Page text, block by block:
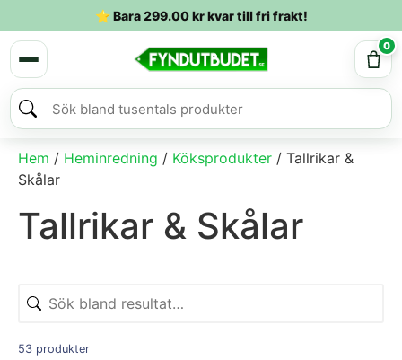
⭐ Bara299.00krkvar till fri frakt!
0
Hem / Heminredning / Köksprodukter / Tallrikar &
Skålar
Tallrikar & Skålar
53 produkter